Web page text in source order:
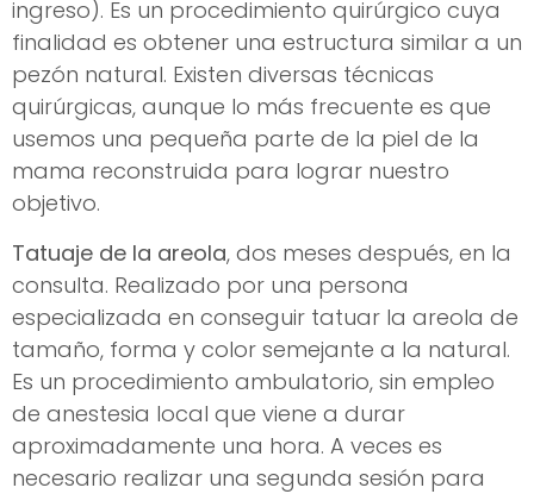
ingreso). Es un procedimiento quirúrgico cuya
finalidad es obtener una estructura similar a un
pezón natural. Existen diversas técnicas
quirúrgicas, aunque lo más frecuente es que
usemos una pequeña parte de la piel de la
mama reconstruida para lograr nuestro
objetivo.
Tatuaje de la areola, dos meses después, en la
consulta. Realizado por una persona
especializada en conseguir tatuar la areola de
tamaño, forma y color semejante a la natural.
Es un procedimiento ambulatorio, sin empleo
de anestesia local que viene a durar
aproximadamente una hora. A veces es
necesario realizar una segunda sesión para